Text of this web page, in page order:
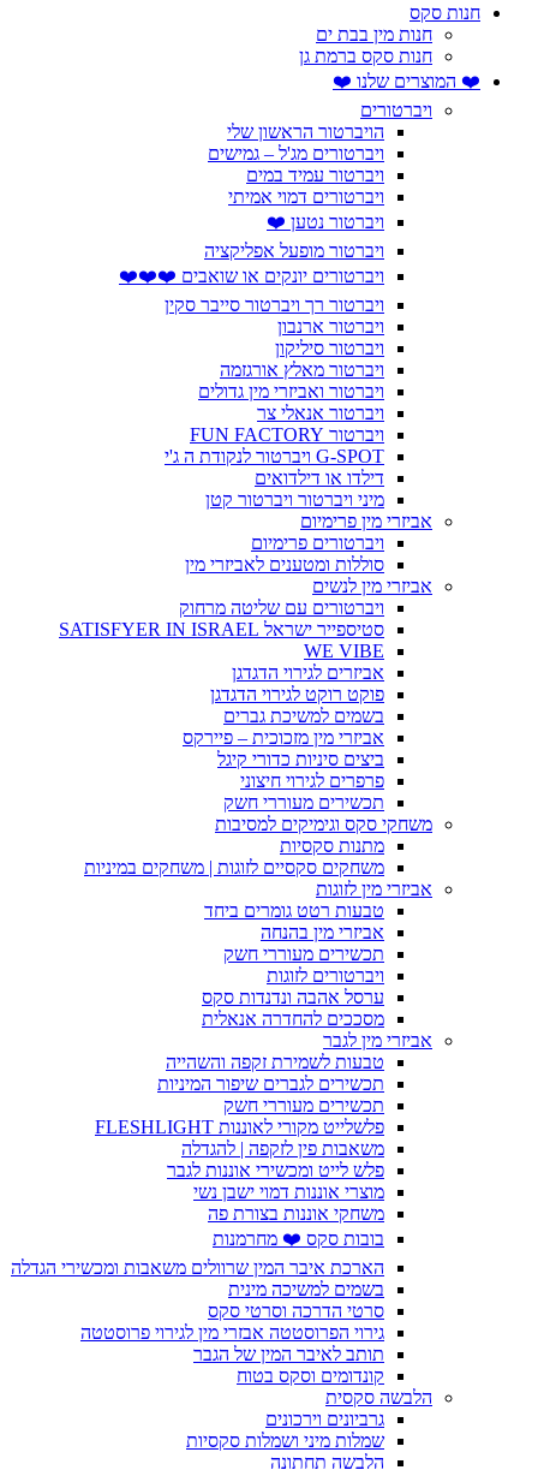
חנות סקס
חנות מין בבת ים
חנות סקס ברמת גן
❤️ המוצרים שלנו ❤️
ויברטורים
הויברטור הראשון שלי
ויברטורים מג'ל – גמישים
ויברטור עמיד במים
ויברטורים דמוי אמיתי
ויברטור נטען ❤️
ויברטור מופעל אפליקציה
ויברטורים יונקים או שואבים ❤️❤️❤️
ויברטור רך ויברטור סייבר סקין
ויברטור ארנבון
ויברטור סיליקון
ויברטור מאלץ אורגזמה
ויברטור ואביזרי מין גדולים
ויברטור אנאלי צר
ויברטור FUN FACTORY
G-SPOT ויברטור לנקודת ה ג'י
דילדו או דילדואים
מיני ויברטור ויברטור קטן
אביזרי מין פרימיום
ויברטורים פרימיום
סוללות ומטענים לאביזרי מין
אביזרי מין לנשים
ויברטורים עם שליטה מרחוק
סטיספייר ישראל SATISFYER IN ISRAEL
WE VIBE
אביזרים לגירוי הדגדגן
פוקט רוקט לגירוי הדגדגן
בשמים למשיכת גברים
אביזרי מין מזכוכית – פיירקס
ביצים סיניות כדורי קיגל
פרפרים לגירוי חיצוני
תכשירים מעוררי חשק
משחקי סקס וגימיקים למסיבות
מתנות סקסיות
משחקים סקסיים לזוגות | משחקים במיניות
אביזרי מין לזוגות
טבעות רטט גומרים ביחד
אביזרי מין בהנחה
תכשירים מעוררי חשק
ויברטורים לזוגות
ערסל אהבה ונדנדות סקס
מסככים להחדרה אנאלית
אביזרי מין לגבר
טבעות לשמירת זקפה והשהייה
תכשירים לגברים שיפור המיניות
תכשירים מעוררי חשק
פלשלייט מקורי לאוננות FLESHLIGHT
משאבות פין לזקפה | להגדלה
פלש לייט ומכשירי אוננות לגבר
מוצרי אוננות דמוי ישבן נשי
משחקי אוננות בצורת פה
בובות סקס ❤️ מחרמנות
הארכת איבר המין שרוולים משאבות ומכשירי הגדלה
בשמים למשיכה מינית
סרטי הדרכה וסרטי סקס
גירוי הפרוסטטה אבזרי מין לגירוי פרוסטטה
תותב לאיבר המין של הגבר
קונדומים וסקס בטוח
הלבשה סקסית
גרביונים וירכונים
שמלות מיני ושמלות סקסיות
הלבשה תחתונה